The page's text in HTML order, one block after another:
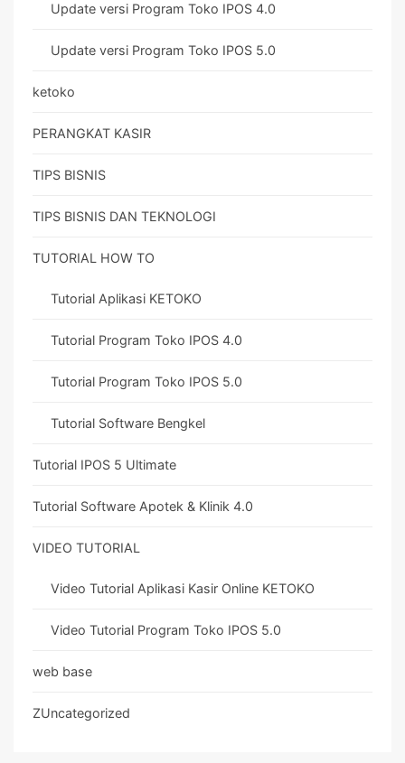
Update versi Program Toko IPOS 4.0
Update versi Program Toko IPOS 5.0
ketoko
PERANGKAT KASIR
TIPS BISNIS
TIPS BISNIS DAN TEKNOLOGI
TUTORIAL HOW TO
Tutorial Aplikasi KETOKO
Tutorial Program Toko IPOS 4.0
Tutorial Program Toko IPOS 5.0
Tutorial Software Bengkel
Tutorial IPOS 5 Ultimate
Tutorial Software Apotek & Klinik 4.0
VIDEO TUTORIAL
Video Tutorial Aplikasi Kasir Online KETOKO
Video Tutorial Program Toko IPOS 5.0
web base
ZUncategorized